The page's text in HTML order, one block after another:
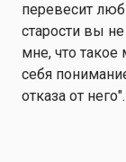
перевесит
старости вы
мне, что такое
себя
отказа от него".